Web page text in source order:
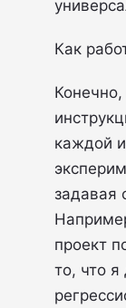
Как
каждой
задавая
проект
то, что